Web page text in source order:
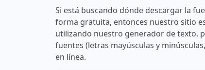
Si está buscando dónde descargar la
forma gratuita, entonces nuestro sitio
utilizando nuestro generador de texto,
fuentes (letras mayúsculas y
en línea.